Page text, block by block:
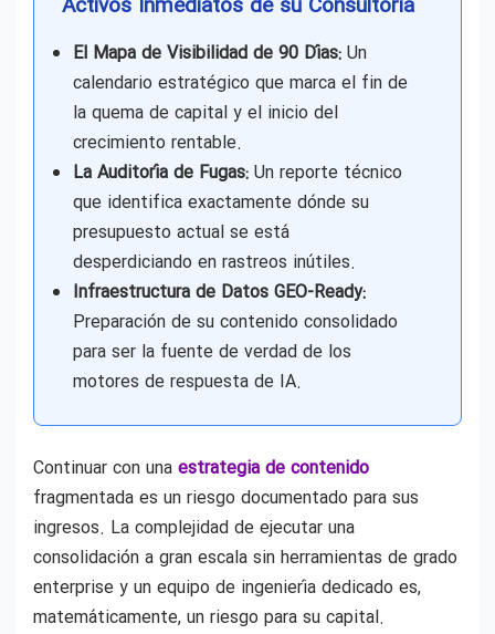
Activos Inmediatos de su Consultoría
El Mapa de Visibilidad de 90 Días: Un
calendario estratégico que marca el fin de
la quema de capital y el inicio del
crecimiento rentable.
La Auditoría de Fugas: Un reporte técnico
que identifica exactamente dónde su
presupuesto actual se está
desperdiciando en rastreos inútiles.
Infraestructura de Datos GEO-Ready:
Preparación de su contenido consolidado
para ser la fuente de verdad de los
motores de respuesta de IA.
Continuar con una estrategia de contenido
fragmentada es un riesgo documentado para sus
ingresos. La complejidad de ejecutar una
consolidación a gran escala sin herramientas de grado
enterprise y un equipo de ingeniería dedicado es,
matemáticamente, un riesgo para su capital.